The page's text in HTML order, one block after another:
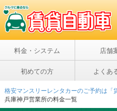
料金・システム 店舗
初めての方 よくあ
格安マンスリーレンタカーのご予約は「
兵庫神戸営業所の料金一覧